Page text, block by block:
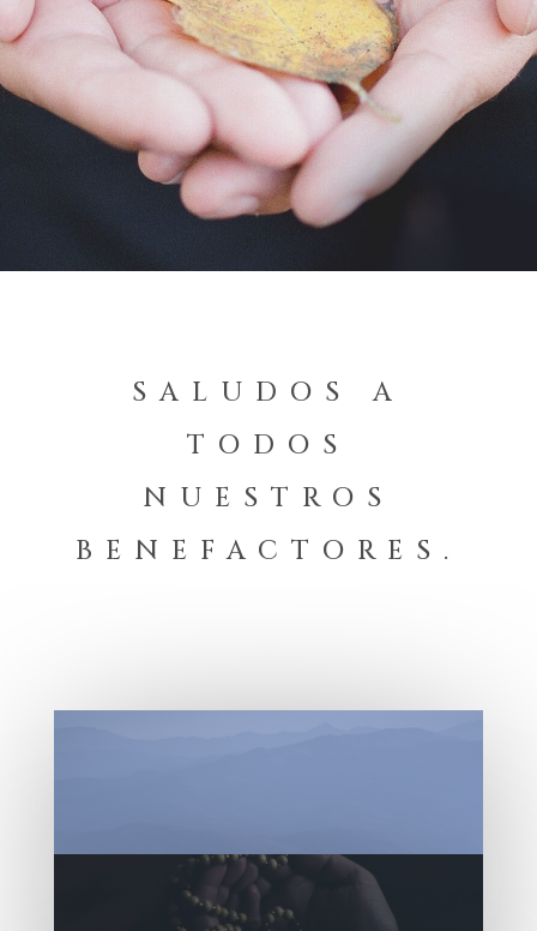
SALUDOS A
TODOS
NUESTROS
BENEFACTORES.